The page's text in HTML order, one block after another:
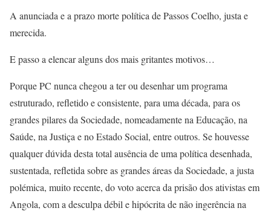
A anunciada e a prazo morte política de Passos Coelho, justa e
merecida.
E passo a elencar alguns dos mais gritantes motivos…
Porque PC nunca chegou a ter ou desenhar um programa
estruturado, refletido e consistente, para uma década, para os
grandes pilares da Sociedade, nomeadamente na Educação, na
Saúde, na Justiça e no Estado Social, entre outros. Se houvesse
qualquer dúvida desta total ausência de uma política desenhada,
sustentada, refletida sobre as grandes áreas da Sociedade, a justa
polémica, muito recente, do voto acerca da prisão dos ativistas em
Angola, com a desculpa débil e hipócrita de não ingerência na